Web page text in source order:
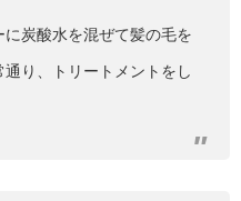
炭酸水を混ぜて髪の毛を
り、トリートメントをし